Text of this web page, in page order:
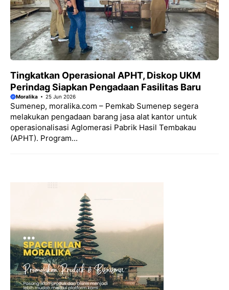
Tingkatkan Operasional APHT, Diskop UKM
Perindag Siapkan Pengadaan Fasilitas Baru
Moralika 25 Jun 2026
Sumenep, moralika.com – Pemkab Sumenep segera
melakukan pengadaan barang jasa alat kantor untuk
operasionalisasi Aglomerasi Pabrik Hasil Tembakau
(APHT). Program...